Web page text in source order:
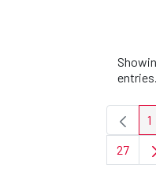
entries.
1
Page
27